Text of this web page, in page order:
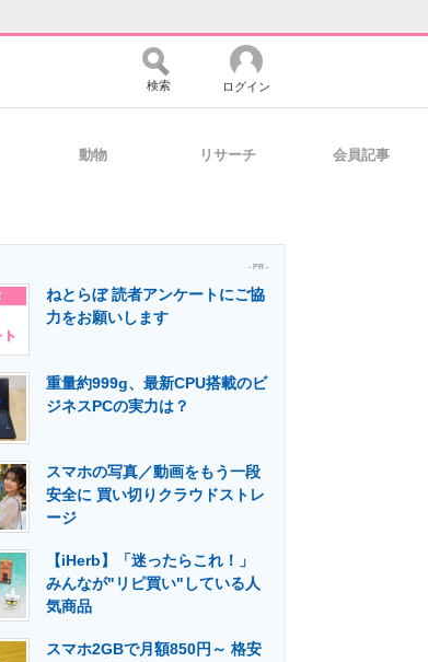
マーケ×ITの今がよく分かる
建設×テクノロジーの最前線
検索 ログイン
動物 リサーチ 会員記事
- PR -
ねとらぼ 読者アンケートにご協
力をお願いします
重量約999g、最新CPU搭載のビ
ジネスPCの実力は？
スマホの写真／動画をもう一段
安全に 買い切りクラウドストレ
ージ
【iHerb】「迷ったらこれ！」
みんなが"リピ買い"している人
気商品
スマホ2GBで月額850円～ 格安